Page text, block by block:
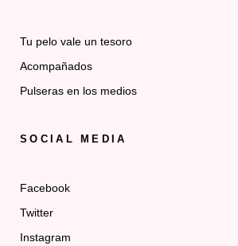
Tu pelo vale un tesoro
Acompañados
Pulseras en los medios
SOCIAL MEDIA
Facebook
Twitter
Instagram